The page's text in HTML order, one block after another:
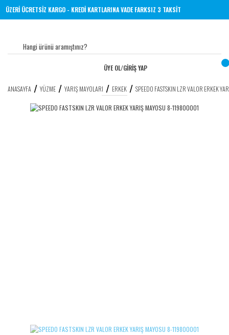
1000 TL VE ÜZERİ ÜCRETSİZ KARGO - KREDİ KARTLARINA VADE FARKSIZ 3 TAKSİT
ÜYE OL/GİRİŞ YAP
ANASAYFA YÜZME YARIŞ MAYOLARI ERKEK SPEEDO FASTSKIN LZR VALOR ERKEK